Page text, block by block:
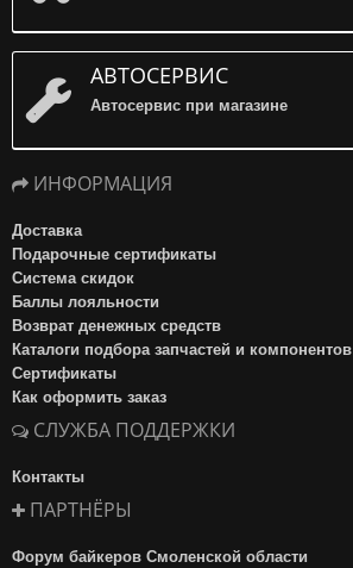
АВТОСЕРВИС
Автосервис при магазине
ИНФОРМАЦИЯ
Доставка
Подарочные сертификаты
Система скидок
Баллы лояльности
Возврат денежных средств
Каталоги подбора запчастей и компонентов
Сертификаты
Как оформить заказ
СЛУЖБА ПОДДЕРЖКИ
Контакты
ПАРТНЁРЫ
Форум байкеров Смоленской области